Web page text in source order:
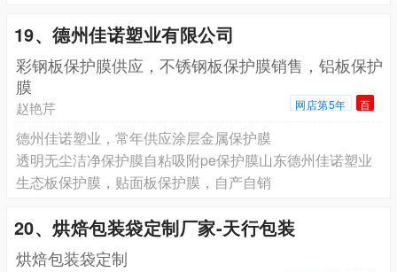
19、德州佳诺塑业有限公司
彩钢板保护膜供应，不锈钢板保护膜销售，铝板保护
膜
赵艳芹 网店第5年 百
德州佳诺塑业，常年供应涂层金属保护膜
透明无尘洁净保护膜自粘吸附pe保护膜山东德州佳诺塑业
生态板保护膜，贴面板保护膜，自产自销
20、烘焙包装袋定制厂家-天行包装
烘焙包装袋定制